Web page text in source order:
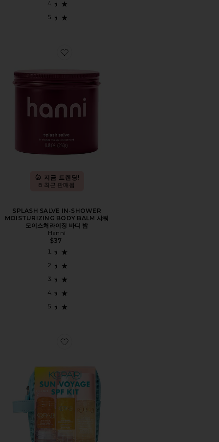
Favorite SPLASH SALVE IN-SHOWER MOISTURIZING
지금 트렌딩!
8 최근 판매됨
SPLASH SALVE IN-SHOWER
MOISTURIZING BODY BALM 샤워
모이스처라이징 바디 밤
Hanni
$37
Favorite SUN VOYAGE SPF KIT 선스크린